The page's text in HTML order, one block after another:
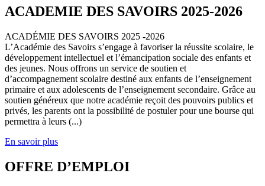
ACADEMIE DES SAVOIRS 2025-2026
ACADÉMIE DES SAVOIRS 2025 -2026
L’Académie des Savoirs s’engage à favoriser la réussite scolaire, le
développement intellectuel et l’émancipation sociale des enfants et
des jeunes. Nous offrons un service de soutien et
d’accompagnement scolaire destiné aux enfants de l’enseignement
primaire et aux adolescents de l’enseignement secondaire. Grâce au
soutien généreux que notre académie reçoit des pouvoirs publics et
privés, les parents ont la possibilité de postuler pour une bourse qui
permettra à leurs (...)
En savoir plus
OFFRE D’EMPLOI